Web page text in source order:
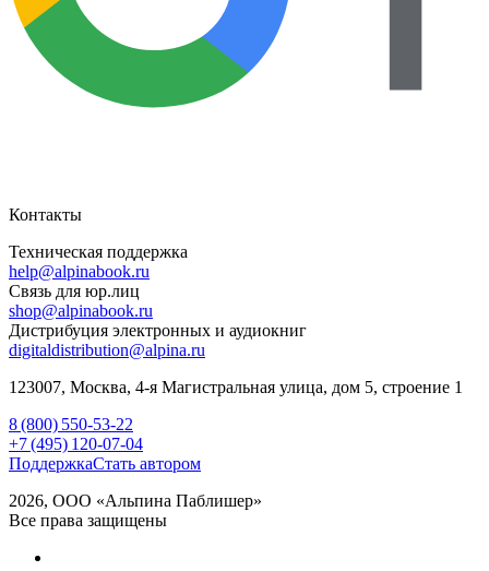
Контакты
Техническая поддержка
help@alpinabook.ru
Связь для юр.лиц
shop@alpinabook.ru
Дистрибуция электронных и аудиокниг
digitaldistribution@alpina.ru
123007, Москва, 4-я Магистральная улица, дом 5, строение 1
8 (800) 550-53-22
+7 (495) 120-07-04
ПоддержкаСтать автором
2026, ООО «Альпина Паблишер»
Все права защищены